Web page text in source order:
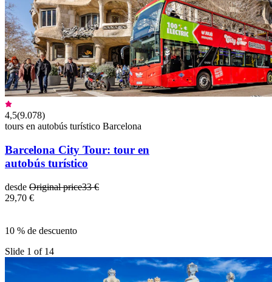
4,5(9.078)
tours en autobús turístico Barcelona
Barcelona City Tour: tour en
autobús turístico
desde Original price33 €
29,70 €
10 % de descuento
Slide 1 of 14